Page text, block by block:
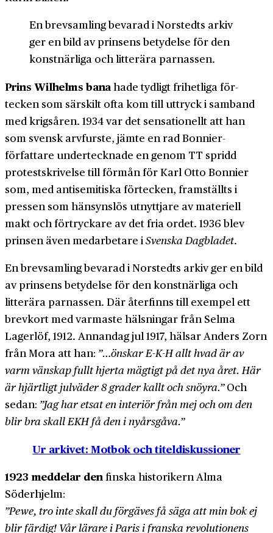
En brev­samling bevarad i Norstedts arkiv
ger en bild av prinsens betydelse för den
konstnärliga och litterära parnassen.
Prins Wilhelms banahade tydligt fri­hetliga för­
tecken som särskilt ofta kom till uttryck i samband
med krigs­åren. 1934 var det sensationellt att han
som svensk arv­furste, jämte en rad Bonnier-
författare under­tecknade en genom TT spridd
protest­skrivelse till förmån för Karl Otto Bonnier
som, med anti­semitiska för­tecken, fram­ställts i
pressen som hänsyns­lös utnyttjare av materiell
makt och för­tryckare av det fria ordet. 1936 blev
prinsen även medarbetare iSvenska Dagbladet.
En brev­samling bevarad i Norstedts arkiv ger en bild
av prinsens betydelse för den konstnärliga och
litterära parnassen. Där återfinns till exempel ett
brev­kort med varmaste hälsningar från Selma
Lagerlöf, 1912. Annan­dag jul 1917, hälsar Anders Zorn
från Mora att han: ”…önskar E-K-H allt hvad är av
varm vänskap fullt hjerta mägtigt på det nya året. Här
är hjärtligt julväder 8 grader kallt och snöyra.”Och
sedan: ”Jag har etsat en interiör från mej och om den
blir bra skall EKH få den i nyårs­gåva.”
Ur arkivet: Motbok och titeldiskussioner
1923 meddelar denfinska historikern Alma
Söderhjelm:
”Pewe, tro inte skall du förgäves få säga att min bok ej
blir färdig! Vår lärare i Paris i franska revolutionens